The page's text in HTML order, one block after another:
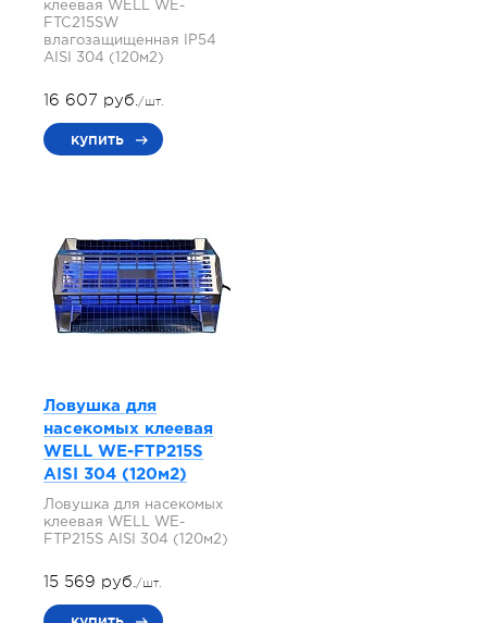
клеевая WELL WE-
FTC215SW
влагозащищенная IP54
AISI 304 (120м2)
16 607 руб./шт.
купить
Ловушка для
насекомых клеевая
WELL WE-FTP215S
AISI 304 (120м2)
Ловушка для насекомых
клеевая WELL WE-
FTP215S AISI 304 (120м2)
15 569 руб./шт.